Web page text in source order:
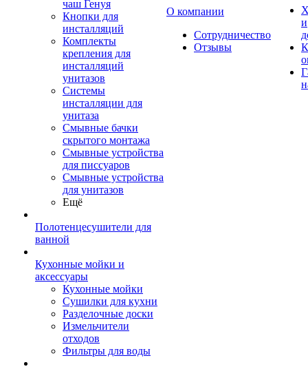
чаш Генуя
Кнопки для
инсталляций
Комплекты
крепления для
инсталляций
унитазов
Системы
инсталляции для
унитаза
Смывные бачки
скрытого монтажа
Смывные устройства
для писсуаров
Смывные устройства
для унитазов
Ещё
Полотенцесушители для
ванной
Кухонные мойки и
аксессуары
Кухонные мойки
Сушилки для кухни
Разделочные доски
Измельчители
отходов
Фильтры для воды
О компании
Сотрудничество
Отзывы
и